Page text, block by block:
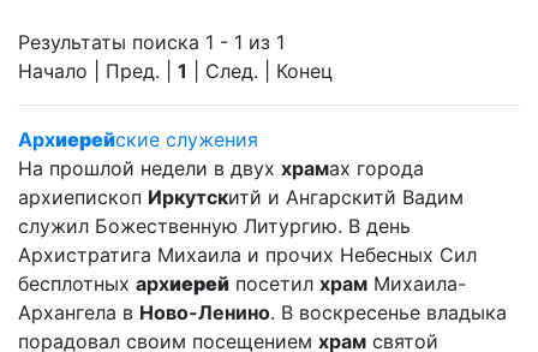
Результаты поиска 1 - 1 из 1
Начало | Пред. | 1 | След. | Конец
Архиерейские служения
На прошлой недели в двух храмах города
архиепископ Иркутскитй и Ангарскитй Вадим
служил Божественную Литургию. В день
Архистратига Михаила и прочих Небесных Сил
бесплотных архиерей посетил храм Михаила-
Архангела в Ново-Ленино. В воскресенье владыка
порадовал своим посещением храм святой